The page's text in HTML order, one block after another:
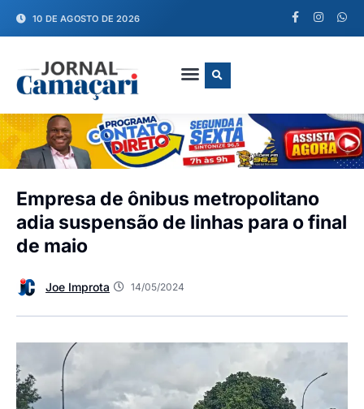
10 DE AGOSTO DE 2026
Empresa de ônibus metropolitano
adia suspensão de linhas para o final
de maio
Joe Improta 14/05/2024